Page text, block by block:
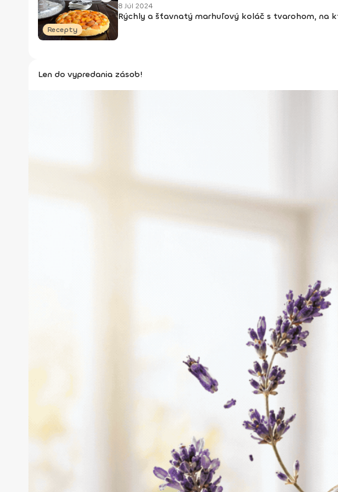
Recepty
8 Júl 2024
Rýchly a šťavnatý marhuľový koláč s tvarohom, na
Len do vypredania zásob!